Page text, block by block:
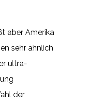
aber Amerika
sehr ähnlich
ultra-
der